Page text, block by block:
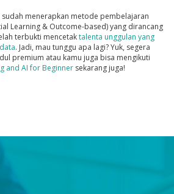
sudah menerapkan metode pembelajaran
Learning & Outcome-based)yang dirancang
terbukti mencetaktalenta unggulan yang
. Jadi, mau tunggu apa lagi? Yuk, segera
premium atau kamu juga bisa mengikuti
and AI for Beginnersekarang juga!